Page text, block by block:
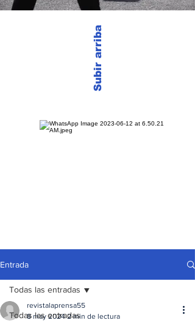
Subir arriba
Entrada
Todas las entradas
Todas las entradas
revistalaprensa55
8 may 2024 2 min de lectura